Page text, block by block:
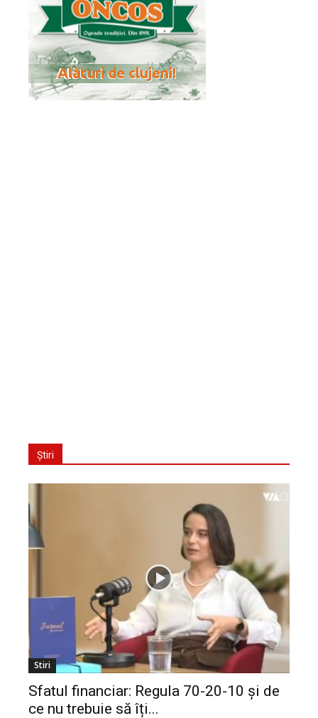
Știri
Stiri
Sfatul financiar: Regula 70-20-10 și de
ce nu trebuie să îți...